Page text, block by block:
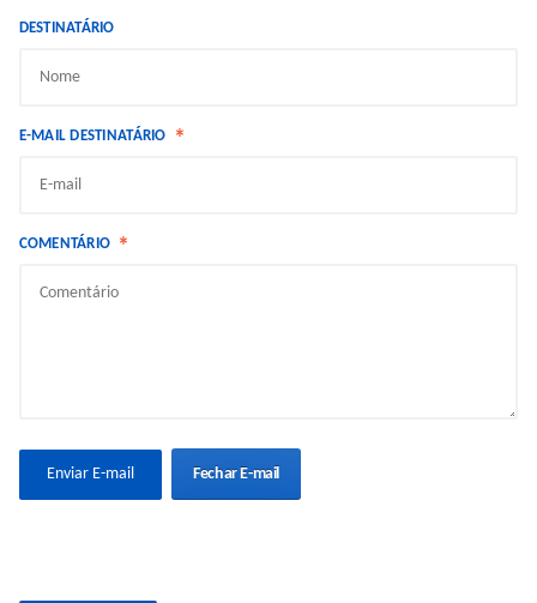
DESTINATÁRIO
E-MAIL DESTINATÁRIO *
COMENTÁRIO *
Fechar E-mail